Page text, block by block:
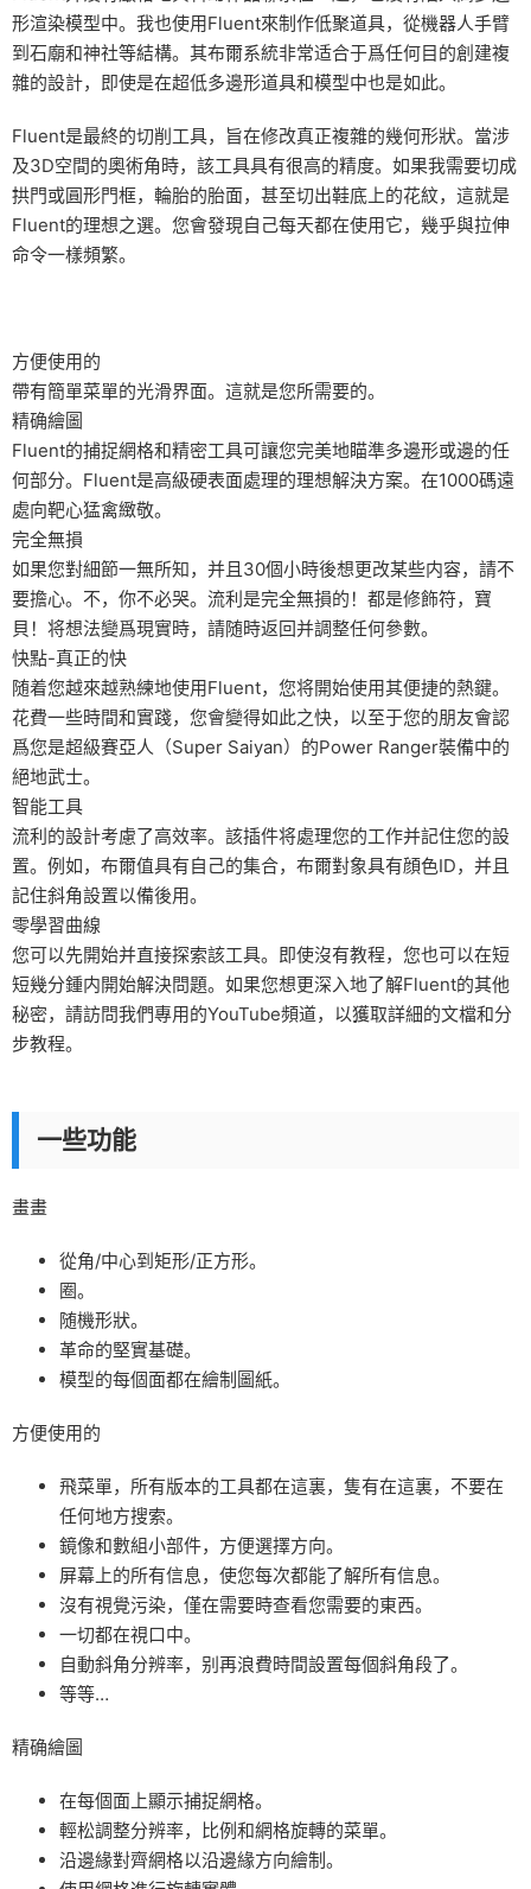
形渲染模型中。我也使用Fluent來制作低聚道具，從機器人手臂
到石廟和神社等結構。其布爾系統非常适合于爲任何目的創建複
雜的設計，即使是在超低多邊形道具和模型中也是如此。
Fluent是最終的切削工具，旨在修改真正複雜的幾何形狀。當涉
及3D空間的奧術角時，該工具具有很高的精度。如果我需要切成
拱門或圓形門框，輪胎的胎面，甚至切出鞋底上的花紋，這就是
Fluent的理想之選。您會發現自己每天都在使用它，幾乎與拉伸
命令一樣頻繁。
方便使用的
帶有簡單菜單的光滑界面。這就是您所需要的。
精确繪圖
Fluent的捕捉網格和精密工具可讓您完美地瞄準多邊形或邊的任
何部分。Fluent是高級硬表面處理的理想解決方案。在1000碼遠
處向靶心猛禽緻敬。
完全無損
如果您對細節一無所知，并且30個小時後想更改某些内容，請不
要擔心。不，你不必哭。流利是完全無損的！都是修飾符，寶
貝！将想法變爲現實時，請随時返回并調整任何參數。
快點-真正的快
随着您越來越熟練地使用Fluent，您将開始使用其便捷的熱鍵。
花費一些時間和實踐，您會變得如此之快，以至于您的朋友會認
爲您是超級賽亞人（Super Saiyan）的Power Ranger裝備中的
絕地武士。
智能工具
流利的設計考慮了高效率。該插件将處理您的工作并記住您的設
置。例如，布爾值具有自己的集合，布爾對象具有顔色ID，并且
記住斜角設置以備後用。
零學習曲線
您可以先開始并直接探索該工具。即使沒有教程，您也可以在短
短幾分鍾内開始解決問題。如果您想更深入地了解Fluent的其他
秘密，請訪問我們專用的YouTube頻道，以獲取詳細的文檔和分
步教程。
一些功能
畫畫
從角/中心到矩形/正方形。
圈。
随機形狀。
革命的堅實基礎。
模型的每個面都在繪制圖紙。
方便使用的
飛菜單，所有版本的工具都在這裏，隻有在這裏，不要在
任何地方搜索。
鏡像和數組小部件，方便選擇方向。
屏幕上的所有信息，使您每次都能了解所有信息。
沒有視覺污染，僅在需要時查看您需要的東西。
一切都在視口中。
自動斜角分辨率，别再浪費時間設置每個斜角段了。
等等…
精确繪圖
在每個面上顯示捕捉網格。
輕松調整分辨率，比例和網格旋轉的菜單。
沿邊緣對齊網格以沿邊緣方向繪制。